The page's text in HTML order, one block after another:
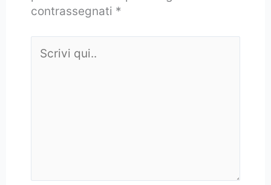
contrassegnati *
qui..